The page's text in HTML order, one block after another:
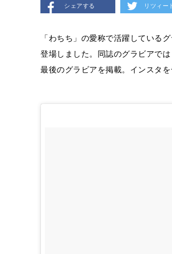
シェアする リツィー
「わちち」の愛称で活躍している
登場しました。同誌のグラビアで
最後のグラビアを掲載。インスタ